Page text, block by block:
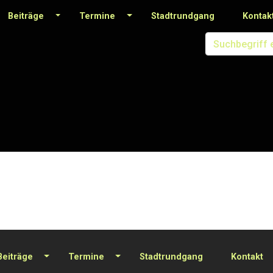
Beiträge Termine Stadtrundgang
Termine Stadtrundgang Kontakt